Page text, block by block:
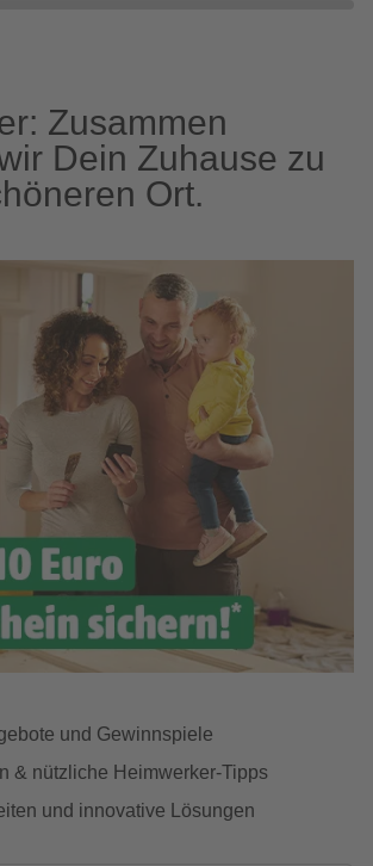
Zusammen
Dein Zuhause zu
Ort.
und Gewinnspiele
& nützliche Heimwerker-Tipps
und innovative Lösungen